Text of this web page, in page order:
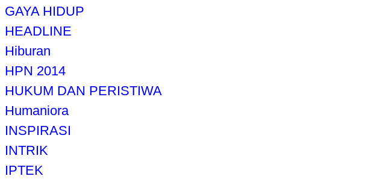
GAYA HIDUP
HEADLINE
Hiburan
HPN 2014
HUKUM DAN PERISTIWA
Humaniora
INSPIRASI
INTRIK
IPTEK